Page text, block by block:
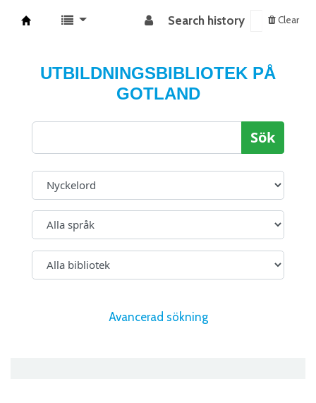
Search history Clear
UTBILDNINGSBIBLIOTEK PÅ
GOTLAND
Sök
Avancerad sökning